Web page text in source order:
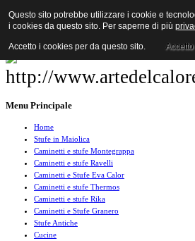
Menu Principale
Home
Stufe in Maiolica
Caminetti e stufe Montegrappa
Caminetti e stufe Ravelli
Caminetti e Stufe Eva Calor
Caminetti e stufe Thermos
Caminetti e stufe Rika
Caminetti e Stufe Granero
Stufe Antiche
Cucine
Questo sito potrebbe utilizzare i cookie e
i cookies da questo sito. Per saperne di più
Accetto i cookies per da questo sito. Accetto